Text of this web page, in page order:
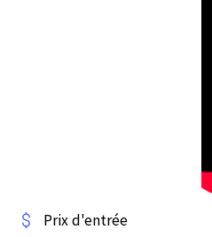
Prix d'entrée